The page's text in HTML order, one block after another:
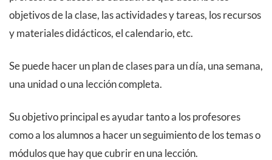
objetivos de la clase, las actividades y tareas, los recursos
y materiales didácticos, el calendario, etc.
Se puede hacer un plan de clases para un día, una semana,
una unidad o una lección completa.
Su objetivo principal es ayudar tanto a los profesores
como a los alumnos a hacer un seguimiento de los temas o
módulos que hay que cubrir en una lección.